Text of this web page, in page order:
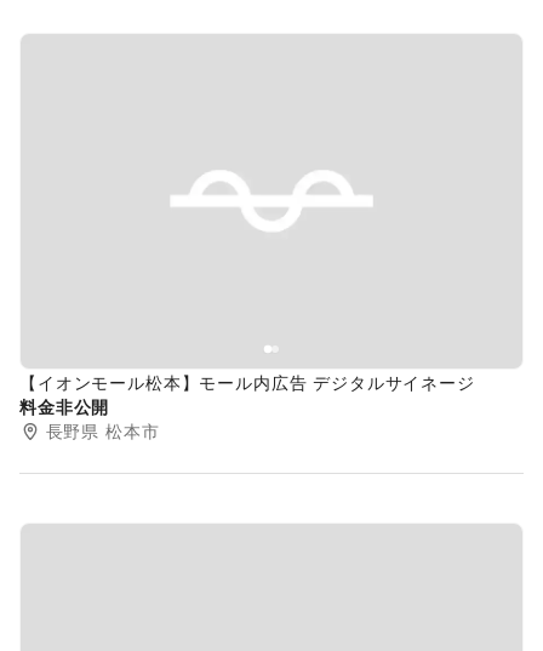
Previous slide
【イオンモール松本】モール内広告 デジタルサイネージ
料金非公開
長野県 松本市